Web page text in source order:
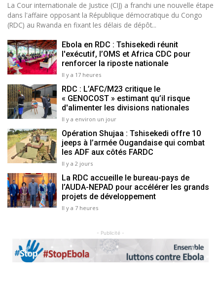
La Cour internationale de Justice (CIJ) a franchi une nouvelle étape
dans l'affaire opposant la République démocratique du Congo
(RDC) au Rwanda en fixant les délais de dépôt...
Ebola en RDC : Tshisekedi réunit
l'exécutif, l’OMS et Africa CDC pour
renforcer la riposte nationale
Il y a 17 heures
RDC : L’AFC/M23 critique le
« GENOCOST » estimant qu’il risque
d'alimenter les divisions nationales
Il y a environ un jour
Opération Shujaa : Tshisekedi offre 10
jeeps à l’armée Ougandaise qui combat
les ADF aux côtés FARDC
Il y a 2 jours
La RDC accueille le bureau-pays de
l’AUDA-NEPAD pour accélérer les grands
projets de développement
Il y a 7 heures
- Publicité -
Previous Next